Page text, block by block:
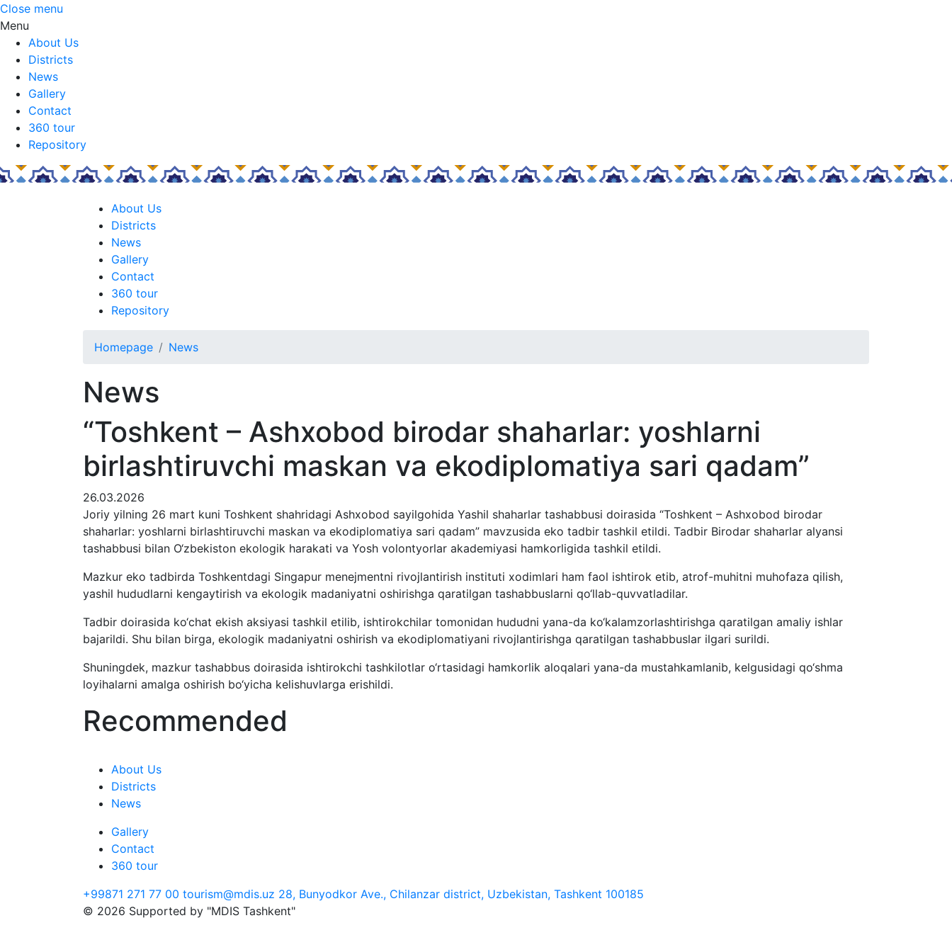
Close menu
Menu
About Us
Districts
News
Gallery
Contact
360 tour
Repository
About Us
Districts
News
Gallery
Contact
360 tour
Repository
Homepage News
News
“Toshkent – Ashxobod birodar shaharlar: yoshlarni
birlashtiruvchi maskan va ekodiplomatiya sari qadam”
26.03.2026
Joriy yilning 26 mart kuni Toshkent shahridagi Ashxobod sayilgohida Yashil shaharlar tashabbusi doirasida “Toshkent – Ashxobod birodar
shaharlar: yoshlarni birlashtiruvchi maskan va ekodiplomatiya sari qadam” mavzusida eko tadbir tashkil etildi. Tadbir Birodar shaharlar alyansi
tashabbusi bilan O‘zbekiston ekologik harakati va Yosh volontyorlar akademiyasi hamkorligida tashkil etildi.
Mazkur eko tadbirda Toshkentdagi Singapur menejmentni rivojlantirish instituti xodimlari ham faol ishtirok etib, atrof-muhitni muhofaza qilish,
yashil hududlarni kengaytirish va ekologik madaniyatni oshirishga qaratilgan tashabbuslarni qo‘llab-quvvatladilar.
Tadbir doirasida ko‘chat ekish aksiyasi tashkil etilib, ishtirokchilar tomonidan hududni yana-da ko‘kalamzorlashtirishga qaratilgan amaliy ishlar
bajarildi. Shu bilan birga, ekologik madaniyatni oshirish va ekodiplomatiyani rivojlantirishga qaratilgan tashabbuslar ilgari surildi.
Shuningdek, mazkur tashabbus doirasida ishtirokchi tashkilotlar o‘rtasidagi hamkorlik aloqalari yana-da mustahkamlanib, kelgusidagi qo‘shma
loyihalarni amalga oshirish bo‘yicha kelishuvlarga erishildi.
Recommended
About Us
Districts
News
Gallery
Contact
360 tour
+99871 271 77 00 tourism@mdis.uz 28, Bunyodkor Ave., Chilanzar district, Uzbekistan, Tashkent 100185
© 2026 Supported by "MDIS Tashkent"